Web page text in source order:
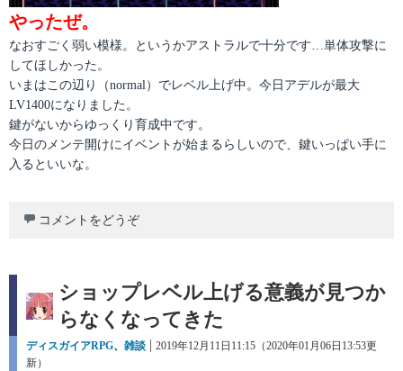
やったぜ。
なおすごく弱い模様。というかアストラルで十分です…単体攻撃に
してほしかった。
いまはこの辺り（normal）でレベル上げ中。今日アデルが最大
LV1400になりました。
鍵がないからゆっくり育成中です。
今日のメンテ開けにイベントが始まるらしいので、鍵いっぱい手に
入るといいな。
コメントをどうぞ
ショップレベル上げる意義が見つか
らなくなってきた
カ
テ
ディスガイアRPG、 雑談
投
2019年12月11日11:15（2020年01月06日13:53更
新）